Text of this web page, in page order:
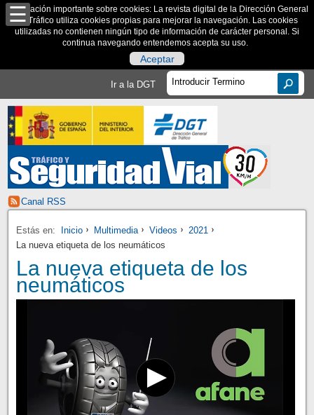
Información importante sobre cookies: La revista digital de la Dirección General
de Tráfico utiliza cookies propias para mejorar la navegación. Las cookies
utilizadas no contienen ningún tipo de información de carácter personal. Si
continua navegando entendemos acepta su uso.
Aceptar
Ir a la DGT
Canal RSS
Estás en: Inicio Multimedia Videos
2021
La nueva etiqueta de los neumáticos
La nueva etiqueta de los
neumáticos